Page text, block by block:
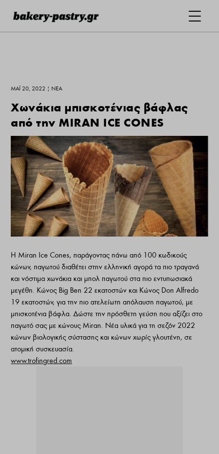
ΜΆΙ 20, 2022 | ΝΕΑ
Χωνάκια μπισκοτένιας βάφλας
από την MIRAN ICE CONES
Η Miran Ice Cones, παράγοντας πάνω από 100 κωδικούς
κώνων, παγωτού διαθέτει στην ελληνική αγορά τα πιο τραγανά
και νόστιμα χωνάκια και μπολ παγωτού στα πιο εντυπωσιακά
μεγέθη. Κώνος Big Ben 22 εκατοστών και Κώνος Don Alfredo
19 εκατοστών, για την πιο ατελείωτη απόλαυση παγωτού, με
μπισκοτένια βάφλα. Δώστε την πρόσθετη γεύση που αξίζει στο
παγωτό σας με κώνους Miran. Νέα υλικά για τη σεζόν 2022
κώνων βιολογικής σύστασης και κώνων χωρίς γλουτένη, σε
ατομική συσκευασία.
www.trofingred.com